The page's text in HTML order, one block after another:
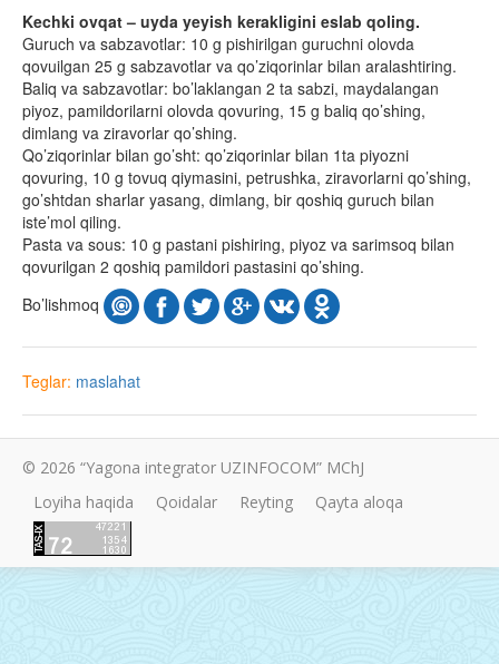
Kechki ovqat – uyda yeyish kerakligini eslab qoling.
Guruch va sabzavotlar: 10 g pishirilgan guruchni olovda
qovuilgan 25 g sabzavotlar va qo’ziqorinlar bilan aralashtiring.
Baliq va sabzavotlar: bo’laklangan 2 ta sabzi, maydalangan
piyoz, pamildorilarni olovda qovuring, 15 g baliq qo’shing,
dimlang va ziravorlar qo’shing.
Qo’ziqorinlar bilan go’sht: qo’ziqorinlar bilan 1ta piyozni
qovuring, 10 g tovuq qiymasini, petrushka, ziravorlarni qo’shing,
go’shtdan sharlar yasang, dimlang, bir qoshiq guruch bilan
iste’mol qiling.
Pasta va sous: 10 g pastani pishiring, piyoz va sarimsoq bilan
qovurilgan 2 qoshiq pamildori pastasini qo’shing.
Bo’lishmoq
Teglar: maslahat
© 2026 “Yagona integrator UZINFOCOM” MChJ
Loyiha haqida
Qoidalar Reyting Qayta aloqa